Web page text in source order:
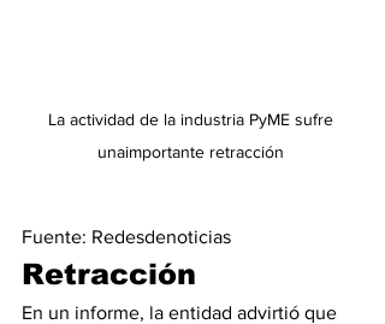
La actividad de la industria PyME sufre
unaimportante retracción
Fuente: Redesdenoticias
Retracción
En un informe, la entidad advirtió que